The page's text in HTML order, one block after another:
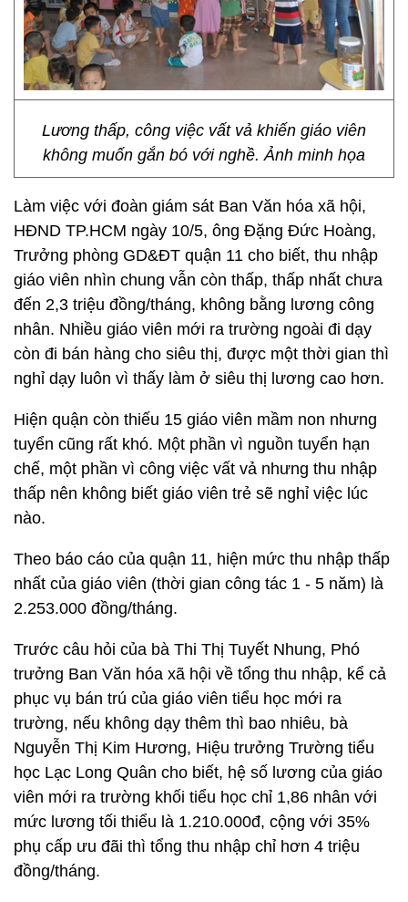
Lương thấp, công việc vất vả khiến giáo viên
không muốn gắn bó với nghề. Ảnh minh họa
Làm việc với đoàn giám sát Ban Văn hóa xã hội,
HĐND TP.HCM ngày 10/5, ông Đặng Đức Hoàng,
Trưởng phòng GD&ĐT quận 11 cho biết, thu nhập
giáo viên nhìn chung vẫn còn thấp, thấp nhất chưa
đến 2,3 triệu đồng/tháng, không bằng lương công
nhân. Nhiều giáo viên mới ra trường ngoài đi dạy
còn đi bán hàng cho siêu thị, được một thời gian thì
nghỉ dạy luôn vì thấy làm ở siêu thị lương cao hơn.
Hiện quận còn thiếu 15 giáo viên mầm non nhưng
tuyển cũng rất khó. Một phần vì nguồn tuyển hạn
chế, một phần vì công việc vất vả nhưng thu nhập
thấp nên không biết giáo viên trẻ sẽ nghỉ việc lúc
nào.
Theo báo cáo của quận 11, hiện mức thu nhập thấp
nhất của giáo viên (thời gian công tác 1 - 5 năm) là
2.253.000 đồng/tháng.
Trước câu hỏi của bà Thi Thị Tuyết Nhung, Phó
trưởng Ban Văn hóa xã hội về tổng thu nhập, kể cả
phục vụ bán trú của giáo viên tiểu học mới ra
trường, nếu không dạy thêm thì bao nhiêu, bà
Nguyễn Thị Kim Hương, Hiệu trưởng Trường tiểu
học Lạc Long Quân cho biết, hệ số lương của giáo
viên mới ra trường khối tiểu học chỉ 1,86 nhân với
mức lương tối thiểu là 1.210.000đ, cộng với 35%
phụ cấp ưu đãi thì tổng thu nhập chỉ hơn 4 triệu
đồng/tháng.